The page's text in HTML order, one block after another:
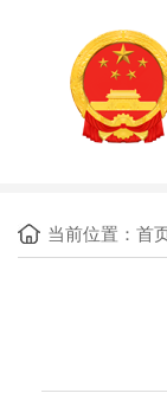
当前位置： 首